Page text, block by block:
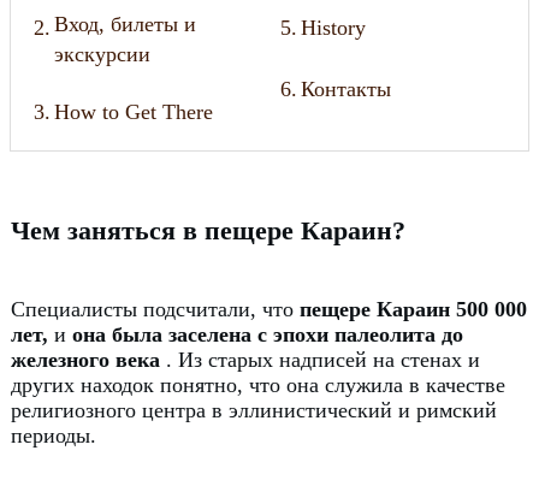
2. Вход, билеты и
экскурсии
3. How to Get There
5. History
6. Контакты
Чем заняться в пещере Караин?
Специалисты подсчитали, что пещере Караин 500 000
лет, и она была заселена с эпохи палеолита до
железного века . Из старых надписей на стенах и
других находок понятно, что она служила в качестве
религиозного центра в эллинистический и римский
периоды.